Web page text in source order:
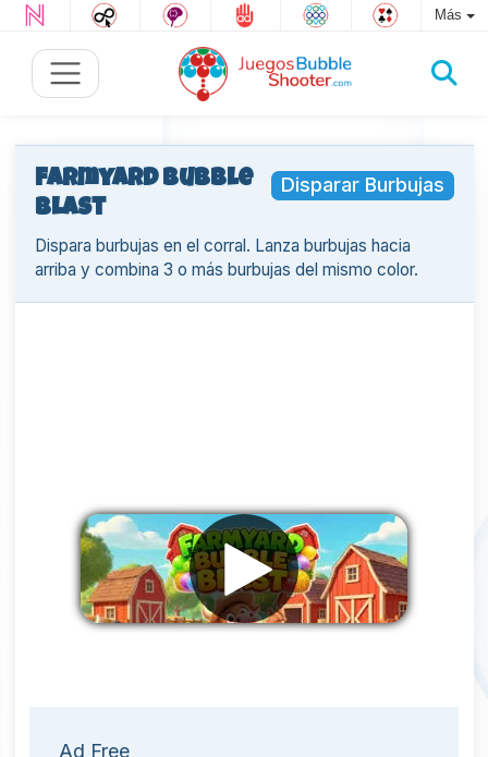
Más
Disparar Burbujas
Farmyard Bubble
Blast
Dispara burbujas en el corral. Lanza burbujas hacia
arriba y combina 3 o más burbujas del mismo color.
Ad Free